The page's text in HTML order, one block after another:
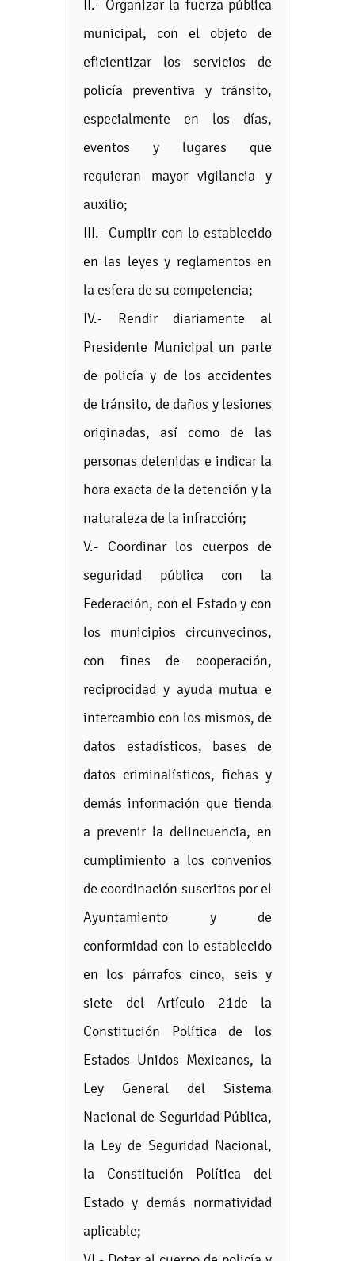
II.- Organizar la fuerza pública
municipal, con el objeto de
eficientizar los servicios de
policía preventiva y tránsito,
especialmente en los días,
eventos y lugares que
requieran mayor vigilancia y
auxilio;
III.- Cumplir con lo establecido
en las leyes y reglamentos en
la esfera de su competencia;
IV.- Rendir diariamente al
Presidente Municipal un parte
de policía y de los accidentes
de tránsito, de daños y lesiones
originadas, así como de las
personas detenidas e indicar la
hora exacta de la detención y la
naturaleza de la infracción;
V.- Coordinar los cuerpos de
seguridad pública con la
Federación, con el Estado y con
los municipios circunvecinos,
con fines de cooperación,
reciprocidad y ayuda mutua e
intercambio con los mismos, de
datos estadísticos, bases de
datos criminalísticos, fichas y
demás información que tienda
a prevenir la delincuencia, en
cumplimiento a los convenios
de coordinación suscritos por el
Ayuntamiento y de
conformidad con lo establecido
en los párrafos cinco, seis y
siete del Artículo 21de la
Constitución Política de los
Estados Unidos Mexicanos, la
Ley General del Sistema
Nacional de Seguridad Pública,
la Ley de Seguridad Nacional,
la Constitución Política del
Estado y demás normatividad
aplicable;